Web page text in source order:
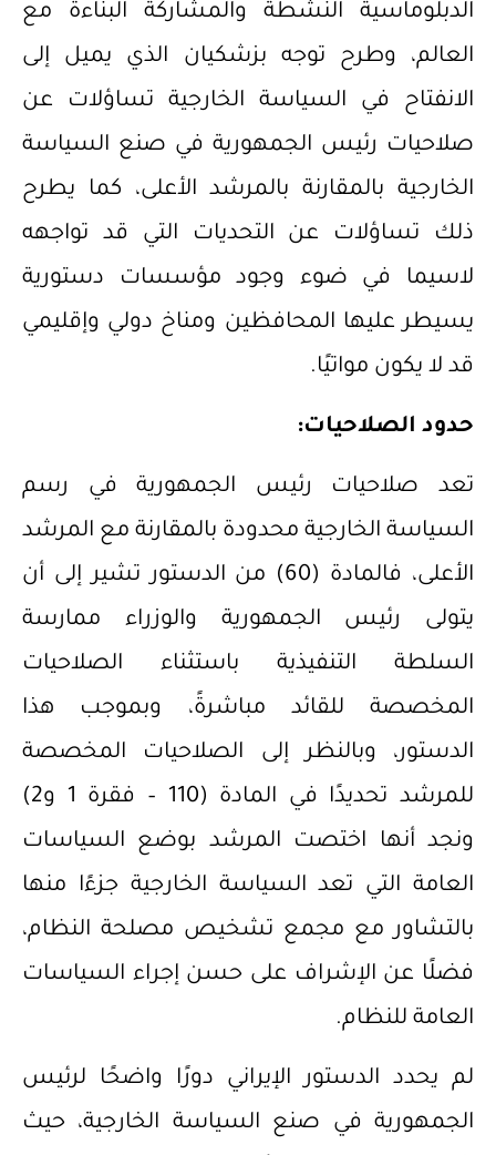
الدبلوماسية النشطة والمشاركة البناءة مع
العالم، وطرح توجه بزشكيان الذي يميل إلى
الانفتاح في السياسة الخارجية تساؤلات عن
صلاحيات رئيس الجمهورية في صنع السياسة
الخارجية بالمقارنة بالمرشد الأعلى، كما يطرح
ذلك تساؤلات عن التحديات التي قد تواجهه
لاسيما في ضوء وجود مؤسسات دستورية
يسيطر عليها المحافظين ومناخ دولي وإقليمي
قد لا يكون مواتيًا.
حدود الصلاحيات:
تعد صلاحيات رئيس الجمهورية في رسم
السياسة الخارجية محدودة بالمقارنة مع المرشد
الأعلى، فالمادة (60) من الدستور تشير إلى أن
يتولى رئيس الجمهورية والوزراء ممارسة
السلطة التنفيذية باستثناء الصلاحيات
المخصصة للقائد مباشرةً، وبموجب هذا
الدستور، وبالنظر إلى الصلاحيات المخصصة
للمرشد تحديدًا في المادة (110 – فقرة 1 و2)
ونجد أنها اختصت المرشد بوضع السياسات
العامة التي تعد السياسة الخارجية جزءًا منها
بالتشاور مع مجمع تشخيص مصلحة النظام،
فضلًا عن الإشراف على حسن إجراء السياسات
العامة للنظام.
لم يحدد الدستور الإيراني دورًا واضحًا لرئيس
الجمهورية في صنع السياسة الخارجية، حيث